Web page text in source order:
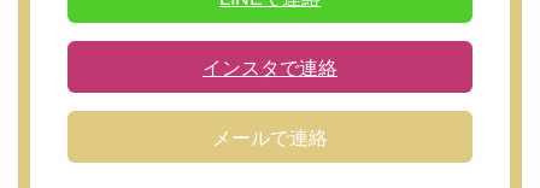
インスタで連絡
メールで連絡